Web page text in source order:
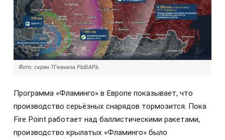
Фото: скрин ТГ-канала РЫБАРЬ
Программа «Фламинго» в Европе показывает, что
производство серьёзных снарядов тормозится. Пока
Fire Point работает над баллистическими ракетами,
производство крылатых «Фламинго» было